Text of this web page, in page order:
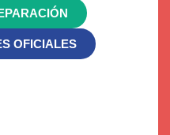
OFICIALES